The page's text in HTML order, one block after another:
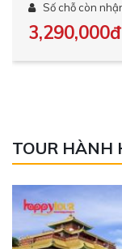
Số chỗ còn
3,290,000đ
TOUR HÀNH